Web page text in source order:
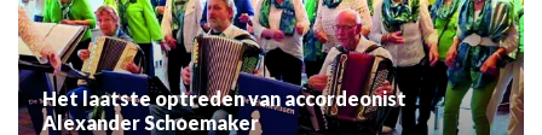
Het laatste optreden van accordeonist
Alexander Schoemaker